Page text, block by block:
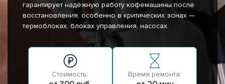
гарантирует надёжную работу кофемашины после
восстановления, особенно в критических зонах —
термоблоках, блоках управления, насосах.
Стоимость: Время ремонта: